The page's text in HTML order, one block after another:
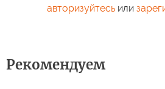
авторизуйтесьили
Рекомендуем